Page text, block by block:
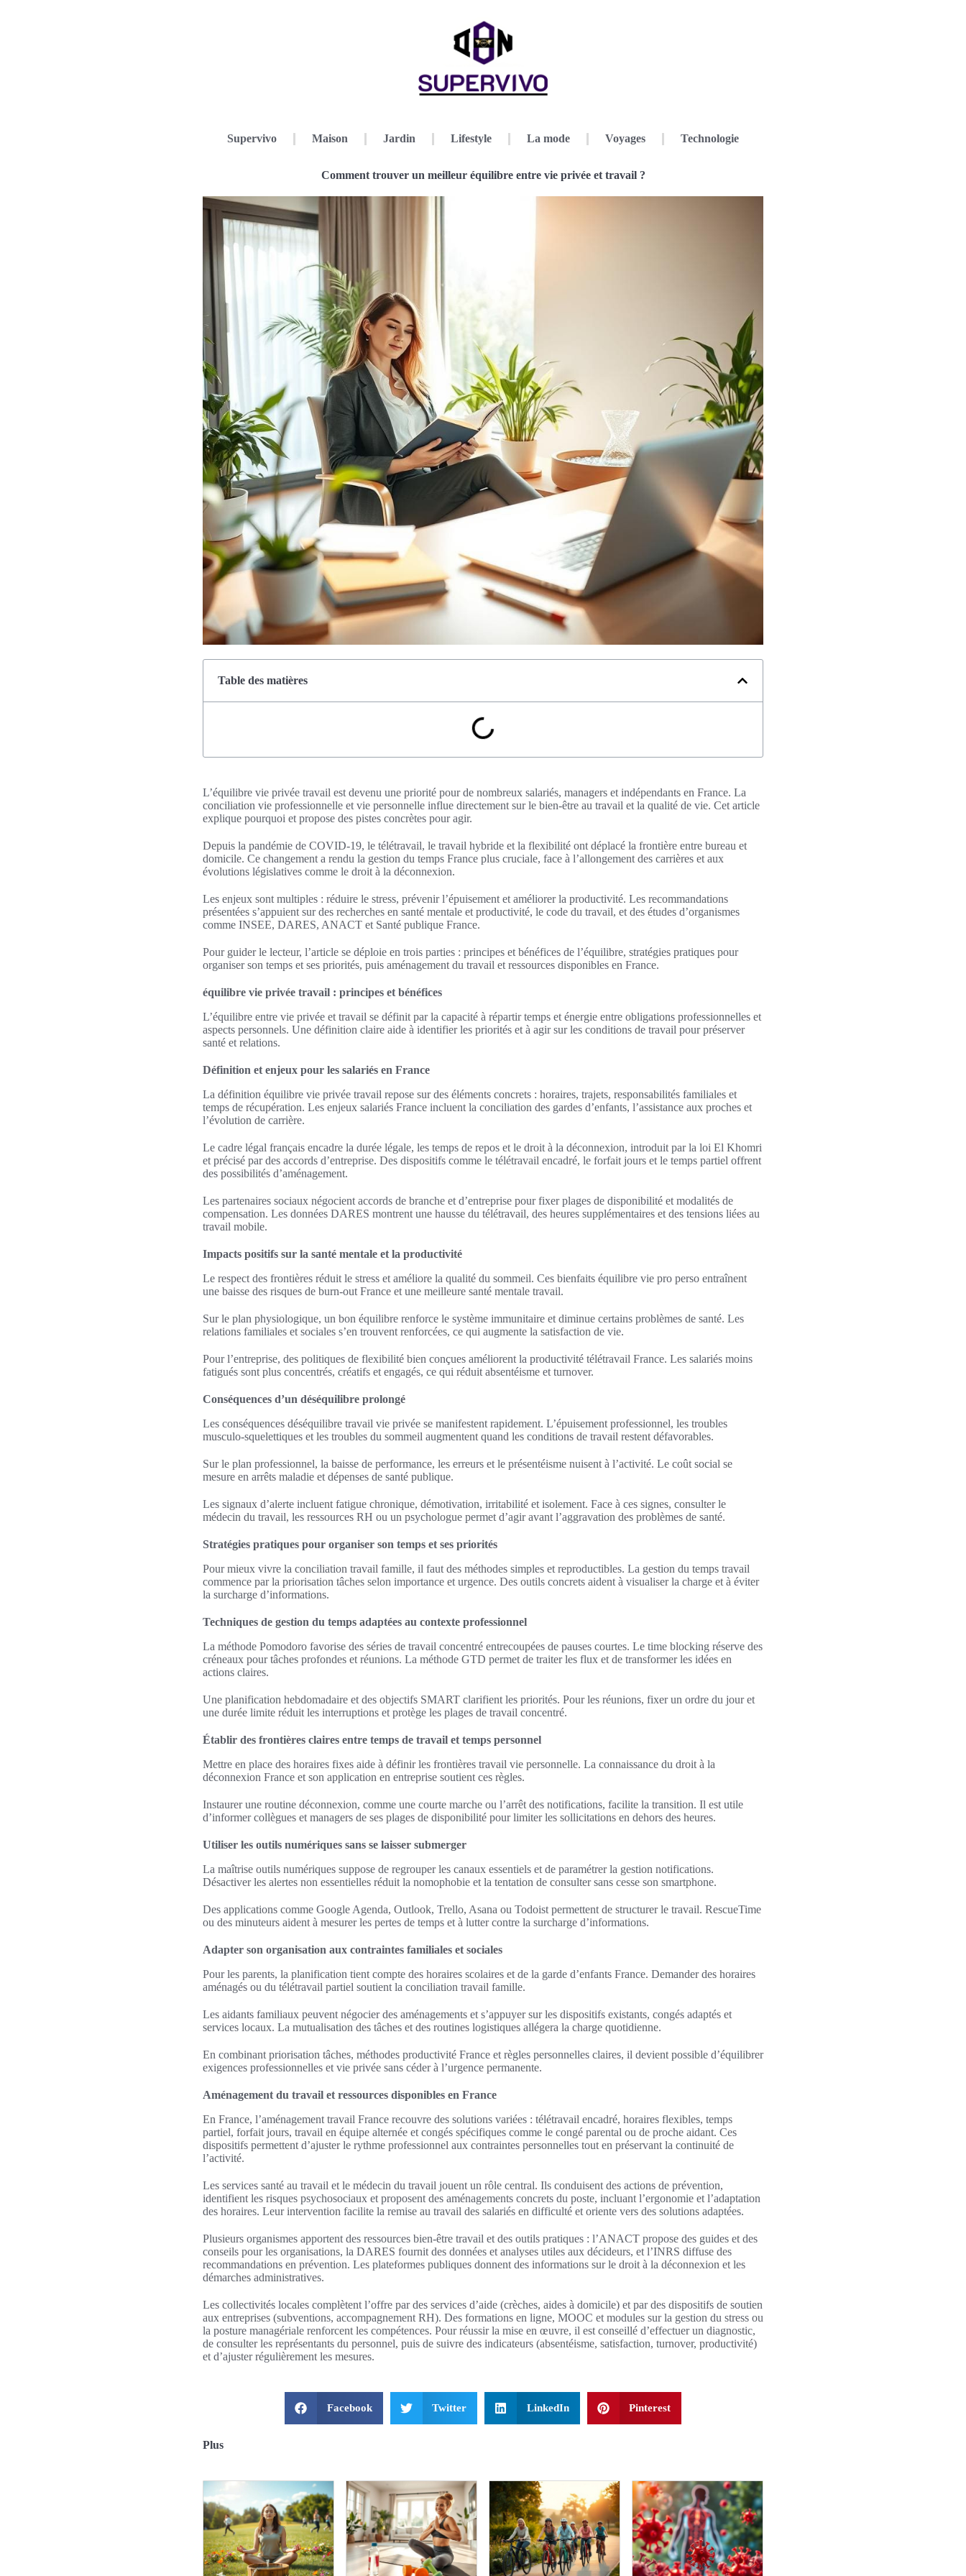
Supervivo Maison Jardin Lifestyle La mode Voyages Technologie
Comment trouver un meilleur équilibre entre vie privée et travail ?
Table des matières
L’équilibre vie privée travail est devenu une priorité pour de nombreux salariés, managers et indépendants en France. La
conciliation vie professionnelle et vie personnelle influe directement sur le bien-être au travail et la qualité de vie. Cet article
explique pourquoi et propose des pistes concrètes pour agir.
Depuis la pandémie de COVID-19, le télétravail, le travail hybride et la flexibilité ont déplacé la frontière entre bureau et
domicile. Ce changement a rendu la gestion du temps France plus cruciale, face à l’allongement des carrières et aux
évolutions législatives comme le droit à la déconnexion.
Les enjeux sont multiples : réduire le stress, prévenir l’épuisement et améliorer la productivité. Les recommandations
présentées s’appuient sur des recherches en santé mentale et productivité, le code du travail, et des études d’organismes
comme INSEE, DARES, ANACT et Santé publique France.
Pour guider le lecteur, l’article se déploie en trois parties : principes et bénéfices de l’équilibre, stratégies pratiques pour
organiser son temps et ses priorités, puis aménagement du travail et ressources disponibles en France.
équilibre vie privée travail : principes et bénéfices
L’équilibre entre vie privée et travail se définit par la capacité à répartir temps et énergie entre obligations professionnelles et
aspects personnels. Une définition claire aide à identifier les priorités et à agir sur les conditions de travail pour préserver
santé et relations.
Définition et enjeux pour les salariés en France
La définition équilibre vie privée travail repose sur des éléments concrets : horaires, trajets, responsabilités familiales et
temps de récupération. Les enjeux salariés France incluent la conciliation des gardes d’enfants, l’assistance aux proches et
l’évolution de carrière.
Le cadre légal français encadre la durée légale, les temps de repos et le droit à la déconnexion, introduit par la loi El Khomri
et précisé par des accords d’entreprise. Des dispositifs comme le télétravail encadré, le forfait jours et le temps partiel offrent
des possibilités d’aménagement.
Les partenaires sociaux négocient accords de branche et d’entreprise pour fixer plages de disponibilité et modalités de
compensation. Les données DARES montrent une hausse du télétravail, des heures supplémentaires et des tensions liées au
travail mobile.
Impacts positifs sur la santé mentale et la productivité
Le respect des frontières réduit le stress et améliore la qualité du sommeil. Ces bienfaits équilibre vie pro perso entraînent
une baisse des risques de burn-out France et une meilleure santé mentale travail.
Sur le plan physiologique, un bon équilibre renforce le système immunitaire et diminue certains problèmes de santé. Les
relations familiales et sociales s’en trouvent renforcées, ce qui augmente la satisfaction de vie.
Pour l’entreprise, des politiques de flexibilité bien conçues améliorent la productivité télétravail France. Les salariés moins
fatigués sont plus concentrés, créatifs et engagés, ce qui réduit absentéisme et turnover.
Conséquences d’un déséquilibre prolongé
Les conséquences déséquilibre travail vie privée se manifestent rapidement. L’épuisement professionnel, les troubles
musculo-squelettiques et les troubles du sommeil augmentent quand les conditions de travail restent défavorables.
Sur le plan professionnel, la baisse de performance, les erreurs et le présentéisme nuisent à l’activité. Le coût social se
mesure en arrêts maladie et dépenses de santé publique.
Les signaux d’alerte incluent fatigue chronique, démotivation, irritabilité et isolement. Face à ces signes, consulter le
médecin du travail, les ressources RH ou un psychologue permet d’agir avant l’aggravation des problèmes de santé.
Stratégies pratiques pour organiser son temps et ses priorités
Pour mieux vivre la conciliation travail famille, il faut des méthodes simples et reproductibles. La gestion du temps travail
commence par la priorisation tâches selon importance et urgence. Des outils concrets aident à visualiser la charge et à éviter
la surcharge d’informations.
Techniques de gestion du temps adaptées au contexte professionnel
La méthode Pomodoro favorise des séries de travail concentré entrecoupées de pauses courtes. Le time blocking réserve des
créneaux pour tâches profondes et réunions. La méthode GTD permet de traiter les flux et de transformer les idées en
actions claires.
Une planification hebdomadaire et des objectifs SMART clarifient les priorités. Pour les réunions, fixer un ordre du jour et
une durée limite réduit les interruptions et protège les plages de travail concentré.
Établir des frontières claires entre temps de travail et temps personnel
Mettre en place des horaires fixes aide à définir les frontières travail vie personnelle. La connaissance du droit à la
déconnexion France et son application en entreprise soutient ces règles.
Instaurer une routine déconnexion, comme une courte marche ou l’arrêt des notifications, facilite la transition. Il est utile
d’informer collègues et managers de ses plages de disponibilité pour limiter les sollicitations en dehors des heures.
Utiliser les outils numériques sans se laisser submerger
La maîtrise outils numériques suppose de regrouper les canaux essentiels et de paramétrer la gestion notifications.
Désactiver les alertes non essentielles réduit la nomophobie et la tentation de consulter sans cesse son smartphone.
Des applications comme Google Agenda, Outlook, Trello, Asana ou Todoist permettent de structurer le travail. RescueTime
ou des minuteurs aident à mesurer les pertes de temps et à lutter contre la surcharge d’informations.
Adapter son organisation aux contraintes familiales et sociales
Pour les parents, la planification tient compte des horaires scolaires et de la garde d’enfants France. Demander des horaires
aménagés ou du télétravail partiel soutient la conciliation travail famille.
Les aidants familiaux peuvent négocier des aménagements et s’appuyer sur les dispositifs existants, congés adaptés et
services locaux. La mutualisation des tâches et des routines logistiques allégera la charge quotidienne.
En combinant priorisation tâches, méthodes productivité France et règles personnelles claires, il devient possible d’équilibrer
exigences professionnelles et vie privée sans céder à l’urgence permanente.
Aménagement du travail et ressources disponibles en France
En France, l’aménagement travail France recouvre des solutions variées : télétravail encadré, horaires flexibles, temps
partiel, forfait jours, travail en équipe alternée et congés spécifiques comme le congé parental ou de proche aidant. Ces
dispositifs permettent d’ajuster le rythme professionnel aux contraintes personnelles tout en préservant la continuité de
l’activité.
Les services santé au travail et le médecin du travail jouent un rôle central. Ils conduisent des actions de prévention,
identifient les risques psychosociaux et proposent des aménagements concrets du poste, incluant l’ergonomie et l’adaptation
des horaires. Leur intervention facilite la remise au travail des salariés en difficulté et oriente vers des solutions adaptées.
Plusieurs organismes apportent des ressources bien-être travail et des outils pratiques : l’ANACT propose des guides et des
conseils pour les organisations, la DARES fournit des données et analyses utiles aux décideurs, et l’INRS diffuse des
recommandations en prévention. Les plateformes publiques donnent des informations sur le droit à la déconnexion et les
démarches administratives.
Les collectivités locales complètent l’offre par des services d’aide (crèches, aides à domicile) et par des dispositifs de soutien
aux entreprises (subventions, accompagnement RH). Des formations en ligne, MOOC et modules sur la gestion du stress ou
la posture managériale renforcent les compétences. Pour réussir la mise en œuvre, il est conseillé d’effectuer un diagnostic,
de consulter les représentants du personnel, puis de suivre des indicateurs (absentéisme, satisfaction, turnover, productivité)
et d’ajuster régulièrement les mesures.
Facebook Twitter LinkedIn Pinterest
Plus